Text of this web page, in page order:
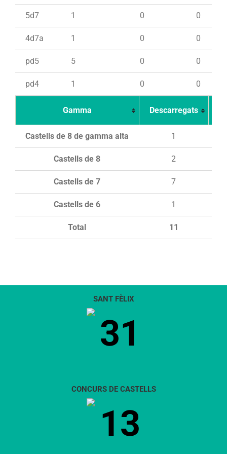
5d7 1 0 0
4d7a 1 0 0
pd5 5 0 0
pd4 1 0 0
Gamma Descarregats
Total 11
Castells de 8 de gamma alta 1
Castells de 8 2
Castells de 7 7
Castells de 6 1
SANT FÈLIX
31
CONCURS DE CASTELLS
13